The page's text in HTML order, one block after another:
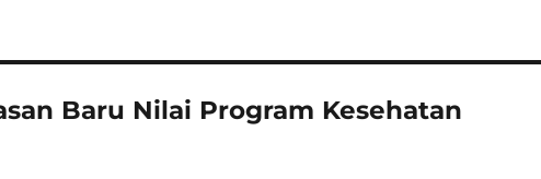
Baru Nilai Program Kesehatan